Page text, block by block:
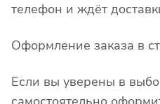
телефон и ждёт
Оформление заказа в
Если вы уверены в